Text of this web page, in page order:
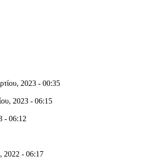
2023 - 00:35
2023 - 06:15
- 06:12
2022 - 06:17